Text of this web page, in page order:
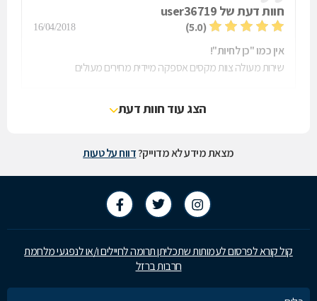
חוות דעת של user36719
(5.0)
16/04/2018
אין כמו "כן לחיות"!
שירות מעולה צוות מקסים אספקה מיידית מחירים מעולים
הצג עוד חוות דעת
מצאת מידע לא מדוייק?דווח על טעות
קול קורא לפרסום לעמותות שתכליתן תרומה לחיילים ו/או לנפגעי מלחמת
חרבות ברזל